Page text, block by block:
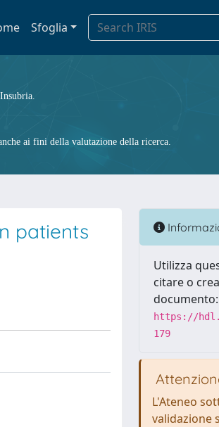
Sfoglia
ai fini della valutazione della ricerca.
patients
Utilizza
citare o
documento:
https://
179
L'Ateneo
validazione